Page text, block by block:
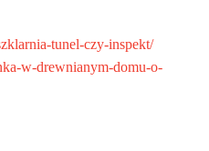
tunel-czy-inspekt/
w-drewnianym-domu-o-